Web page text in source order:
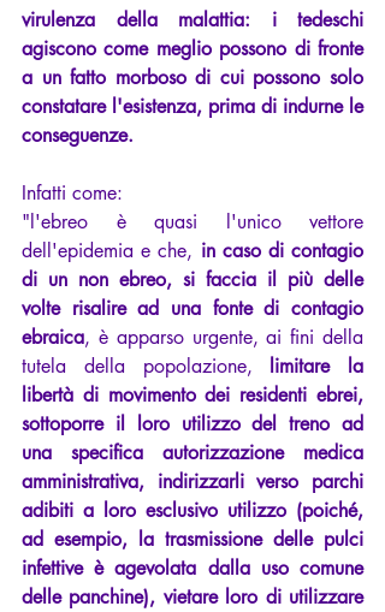
virulenza della malattia: i tedeschi
agiscono come meglio possono di fronte
a un fatto morboso di cui possono solo
constatare l'esistenza, prima di indurne le
conseguenze.
Infatti come:
"l'ebreo è quasi l'unico vettore
dell'epidemia e che, in caso di contagio
di un non ebreo, si faccia il più delle
volte risalire ad una fonte di contagio
ebraica, è apparso urgente, ai fini della
tutela della popolazione,
limitare la
libertà di movimento dei residenti ebrei,
sottoporre il loro utilizzo del treno ad
una specifica autorizzazione medica
amministrativa, indirizzarli verso parchi
adibiti a loro esclusivo utilizzo (poiché,
ad esempio, la trasmissione delle pulci
infettive è agevolata dalla uso comune
delle panchine), vietare loro di utilizzare